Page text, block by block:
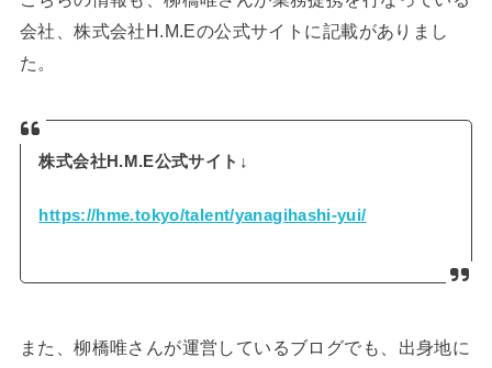
会社、株式会社H.M.Eの公式サイトに記載がありまし
た。
株式会社H.M.E公式サイト↓
https://hme.tokyo/talent/yanagihashi-yui/
また、柳橋唯さんが運営しているブログでも、出身地に